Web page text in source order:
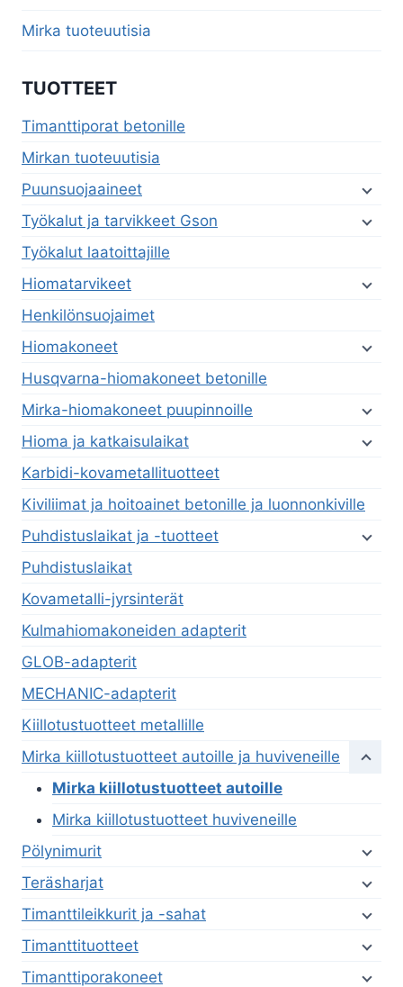
Mirka tuoteuutisia
TUOTTEET
Timanttiporat betonille
Mirkan tuoteuutisia
Puunsuojaaineet
Työkalut ja tarvikkeet Gson
Työkalut laatoittajille
Hiomatarvikeet
Henkilönsuojaimet
Hiomakoneet
Husqvarna-hiomakoneet betonille
Mirka-hiomakoneet puupinnoille
Hioma ja katkaisulaikat
Karbidi-kovametallituotteet
Kiviliimat ja hoitoainet betonille ja luonnonkiville
Puhdistuslaikat ja -tuotteet
Puhdistuslaikat
Kovametalli-jyrsinterät
Kulmahiomakoneiden adapterit
GLOB-adapterit
MECHANIC-adapterit
Kiillotustuotteet metallille
Mirka kiillotustuotteet autoille ja huviveneille
Mirka kiillotustuotteet autoille
Mirka kiillotustuotteet huviveneille
Pölynimurit
Teräsharjat
Timanttileikkurit ja -sahat
Timanttituotteet
Timanttiporakoneet